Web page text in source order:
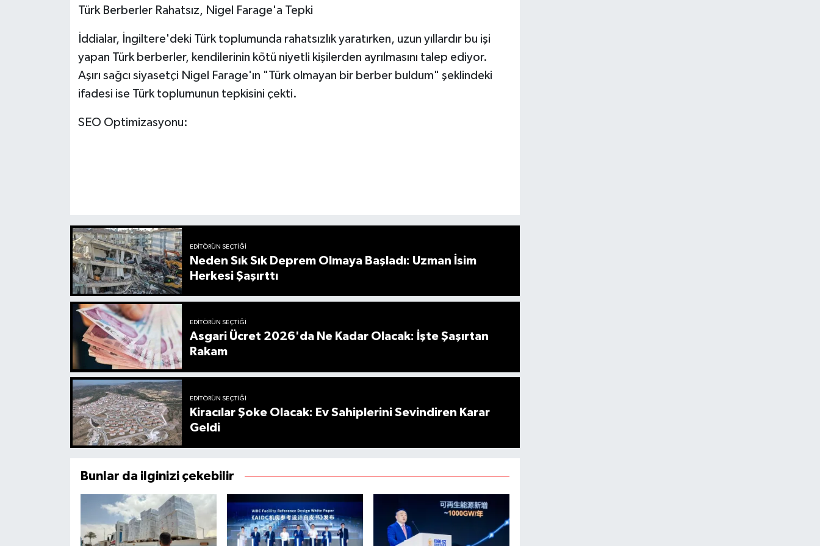
Türk Berberler Rahatsız, Nigel Farage'a Tepki
İddialar, İngiltere'deki Türk toplumunda rahatsızlık yaratırken, uzun yıllardır bu işi
yapan Türk berberler, kendilerinin kötü niyetli kişilerden ayrılmasını talep ediyor.
Aşırı sağcı siyasetçi Nigel Farage'ın "Türk olmayan bir berber buldum" şeklindeki
ifadesi ise Türk toplumunun tepkisini çekti.
SEO Optimizasyonu:
EDITÖRÜN SEÇTIĞI
Neden Sık Sık Deprem Olmaya Başladı: Uzman İsim
Herkesi Şaşırttı
EDITÖRÜN SEÇTIĞI
Asgari Ücret 2026'da Ne Kadar Olacak: İşte Şaşırtan
Rakam
EDITÖRÜN SEÇTIĞI
Kiracılar Şoke Olacak: Ev Sahiplerini Sevindiren Karar
Geldi
Bunlar da ilginizi çekebilir